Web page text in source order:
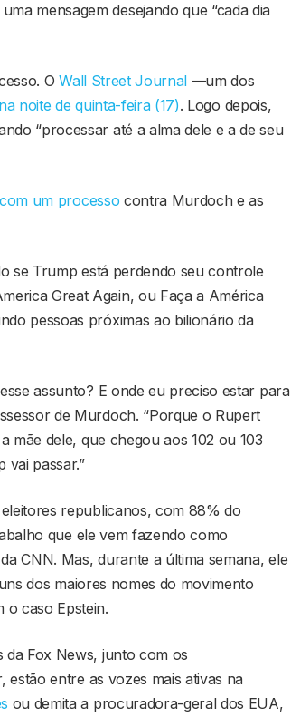
mensagem desejando que “cada dia
OWall Street Journal —um dos
noite de quinta-feira (17). Logo depois,
“processar até a alma dele e a de seu
um processo contra Murdoch e as
se Trump está perdendo seu controle
Great Again, ou Faça a América
pessoas próximas ao bilionário da
assunto? E onde eu preciso estar para
de Murdoch. “Porque o Rupert
mãe dele, que chegou aos 102 ou 103
vai passar.”
republicanos, com 88% do
que ele vem fazendo como
CNN. Mas, durante a última semana, ele
dos maiores nomes do movimento
caso Epstein.
Fox News, junto com os
entre as vozes mais ativas na
ou demita a procuradora-geral dos EUA,